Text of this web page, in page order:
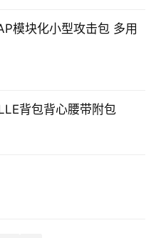
模块化小型攻击包 多用
背包背心腰带附包